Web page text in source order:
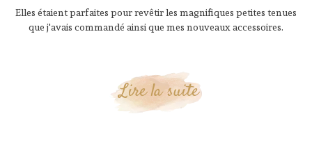
Elles étaient parfaites pour revêtir les magnifiques petites tenues
que j'avais commandé ainsi que mes nouveaux accessoires.
Lire la suite